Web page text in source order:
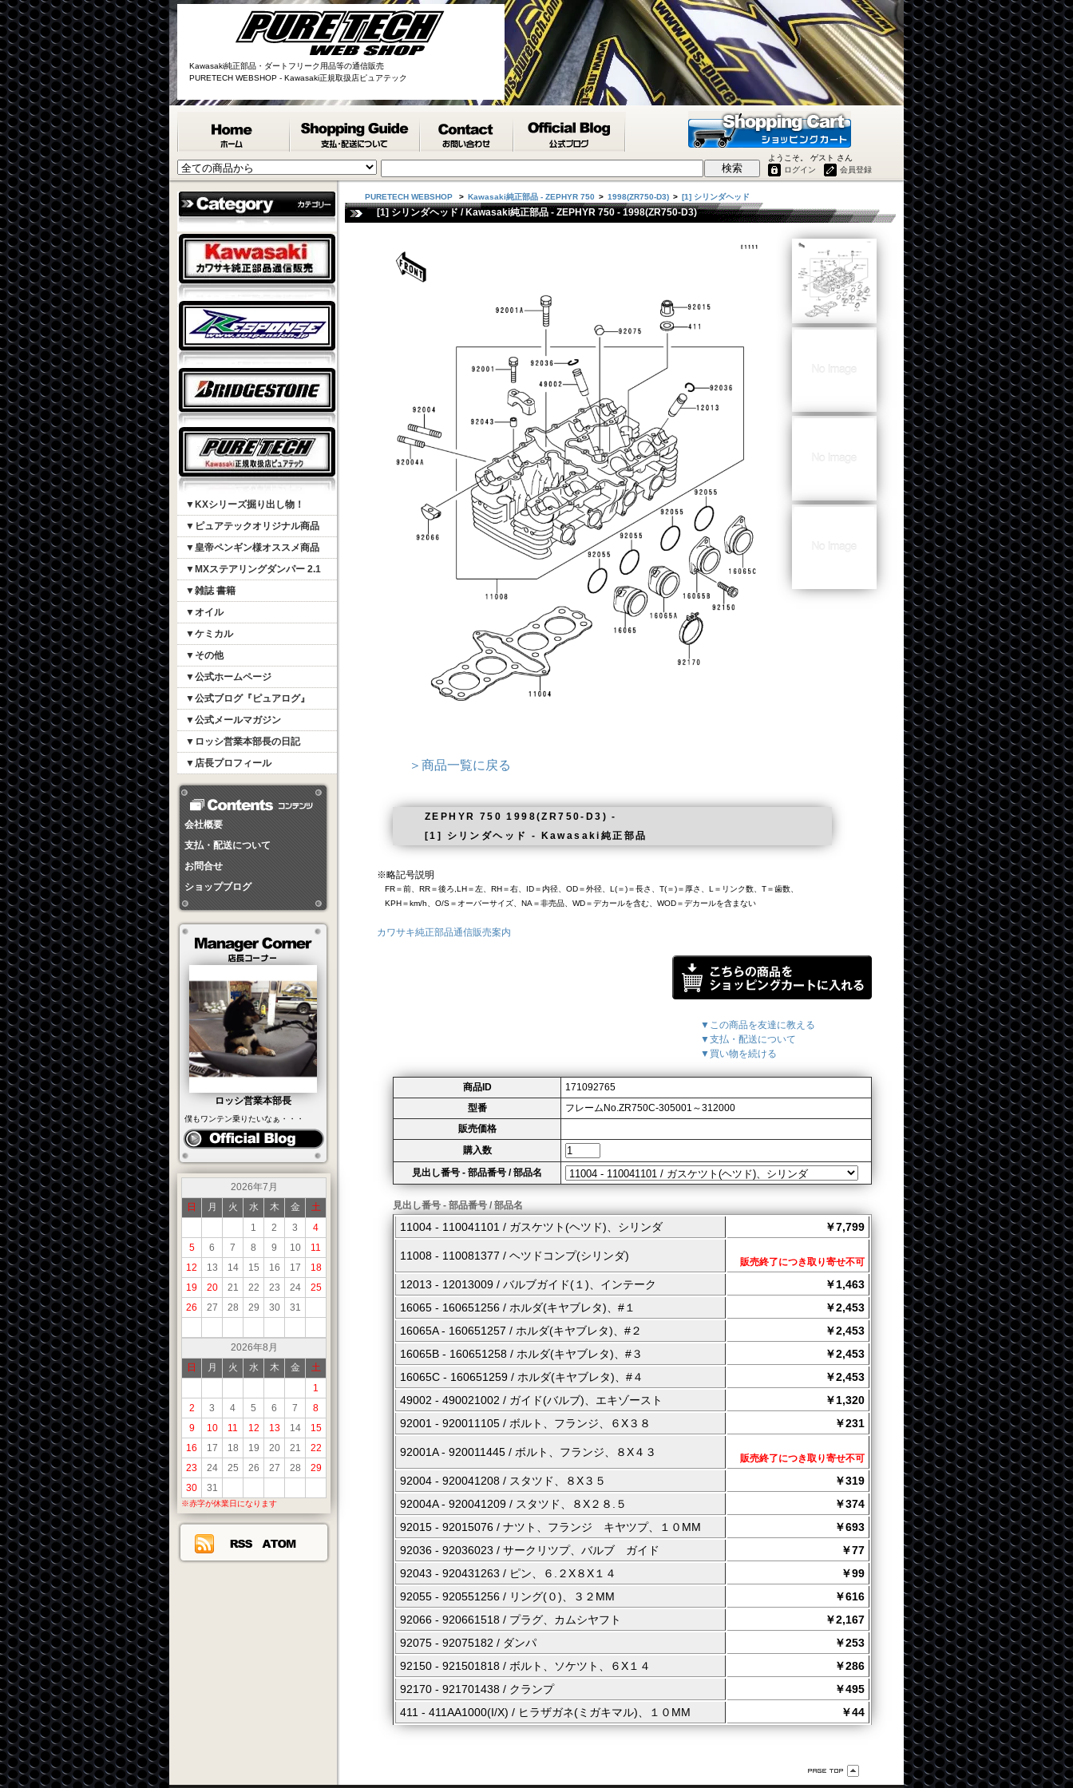
Kawasaki純正部品・ダートフリーク用品等の通信販売
PURETECH WEBSHOP - Kawasaki正規取扱店ピュアテック
検索
ようこそ。 ゲスト さん
ログイン
会員登録
▼KXシリーズ掘り出し物！
▼ピュアテックオリジナル商品
▼皇帝ペンギン様オススメ商品
▼MXステアリングダンパー 2.1
▼雑誌 書籍
▼オイル
▼ケミカル
▼その他
▼公式ホームページ
▼公式ブログ『ピュアログ』
▼公式メールマガジン
▼ロッシ営業本部長の日記
▼店長プロフィール
会社概要
支払・配送について
お問合せ
ショップブログ
ロッシ営業本部長
僕もワンテン乗りたいなぁ・・・
2026年7月
日
月 火 水 木 金
土
1
2 3
4
5
6 7 8 9 10
11
12
13 14 15 16 17
18
19
20 21 22 23 24
25
26
27 28 29 30 31
2026年8月
日
月 火 水 木 金
土
1
2
3 4 5 6 7
8
9
10 11 12 13 14
15
16
17 18 19 20 21
22
23
24 25 26 27 28
29
30
31
※赤字が休業日になります
PURETECH WEBSHOP > Kawasaki純正部品 - ZEPHYR 750 > 1998(ZR750-D3) > [1] シリンダヘッド
[1] シリンダヘッド / Kawasaki純正部品 - ZEPHYR 750 - 1998(ZR750-D3)
＞商品一覧に戻る
ZEPHYR 750 1998(ZR750-D3) -
[1] シリンダヘッド - Kawasaki純正部品
※略記号説明
FR＝前、RR＝後ろ,LH＝左、RH＝右、ID＝内径、OD＝外径、L(＝)＝長さ、T(＝)＝厚さ、L＝リンク数、T＝歯数、
KPH＝km/h、O/S＝オーバーサイズ、NA＝非売品、WD＝デカールを含む、WOD＝デカールを含まない
カワサキ純正部品通信販売案内
▼この商品を友達に教える
▼支払・配送について
▼買い物を続ける
商品ID
171092765
型番
フレームNo.ZR750C-305001～312000
販売価格
購入数
見出し番号 - 部品番号 / 部品名
見出し番号 - 部品番号 / 部品名
11004 - 110041101 / ガスケツト(ヘツド)、シリンダ ￥7,799
11008 - 110081377 / ヘツドコンプ(シリンダ) 販売終了につき取り寄せ不可
12013 - 12013009 / バルブガイド(１)、インテーク
￥1,463
16065 - 160651256 / ホルダ(キヤブレタ)、#１
￥2,453
16065A - 160651257 / ホルダ(キヤブレタ)、#２
￥2,453
16065B - 160651258 / ホルダ(キヤブレタ)、#３
￥2,453
16065C - 160651259 / ホルダ(キヤブレタ)、#４
￥2,453
49002 - 490021002 / ガイド(バルブ)、エキゾースト
￥1,320
92001 - 920011105 / ボルト、フランジ、６X３８
￥231
92001A - 920011445 / ボルト、フランジ、８X４３ 販売終了につき取り寄せ不可
92004 - 920041208 / スタツド、８X３５
￥319
92004A - 920041209 / スタツド、８X２８.５
￥374
92015 - 92015076 / ナツト、フランジ キヤツプ、１０MM
￥693
92036 - 92036023 / サークリツプ、バルブ ガイド
￥77
92043 - 920431263 / ピン、６.２X８X１４
￥99
92055 - 920551256 / リング(０)、３２MM
￥616
92066 - 920661518 / プラグ、カムシヤフト
￥2,167
92075 - 92075182 / ダンパ
￥253
92150 - 921501818 / ボルト、ソケツト、６X１４
￥286
92170 - 921701438 / クランプ
￥495
411 - 411AA1000(I/X) / ヒラザガネ(ミガキマル)、１０MM
￥44